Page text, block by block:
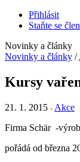
Přihlásit
Staňte se
Novinky a články
Novinky a články /
Kursy
21. 1. 2015
Akce
Firma Schär -
pořádá od března